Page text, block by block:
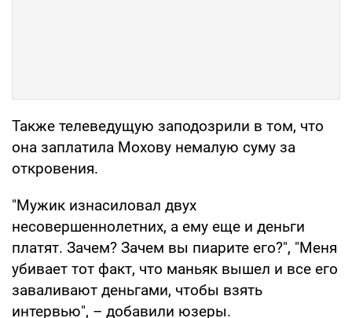
Также телеведущую заподозрили в том, что
она заплатила Мохову немалую суму за
откровения.
"Мужик изнасиловал двух
несовершеннолетних, а ему еще и деньги
платят. Зачем? Зачем вы пиарите его?", "Меня
убивает тот факт, что маньяк вышел и все его
заваливают деньгами, чтобы взять
интервью", – добавили юзеры.